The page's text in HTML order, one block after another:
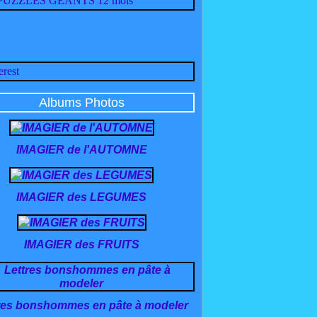
Albums Photos
IMAGIER de l'AUTOMNE
IMAGIER des LEGUMES
IMAGIER des FRUITS
bonshommes en pâte à modeler